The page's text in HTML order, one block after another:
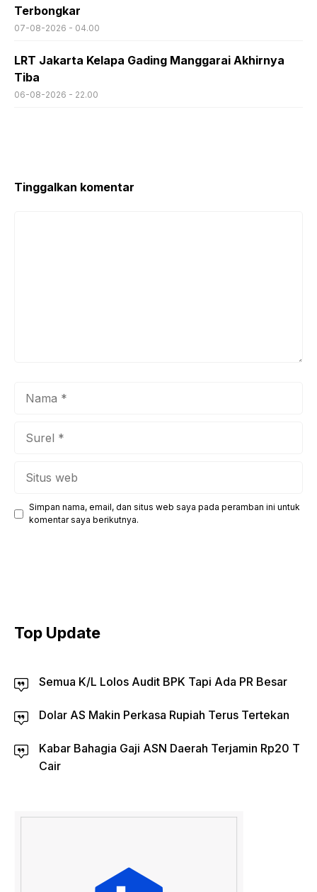
Terbongkar
07-08-2026 - 04.00
LRT Jakarta Kelapa Gading Manggarai Akhirnya
Tiba
06-08-2026 - 22.00
Tinggalkan komentar
Simpan nama, email, dan situs web saya pada peramban ini untuk
komentar saya berikutnya.
Top Update
Semua K/L Lolos Audit BPK Tapi Ada PR Besar
Dolar AS Makin Perkasa Rupiah Terus Tertekan
Kabar Bahagia Gaji ASN Daerah Terjamin Rp20 T
Cair